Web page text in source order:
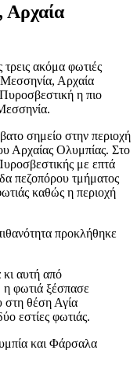
Αρχαία
ακόμα φωτιές
Αρχαία
η πιο
σημείο στην περιοχή
Αρχαίας Ολυμπίας. Στο
με επτά
πεζοπόρου τμήματος
καθώς η περιοχή
προκλήθηκε
αυτή από
φωτιά ξέσπασε
στη θέση Αγία
εστίες φωτιάς.